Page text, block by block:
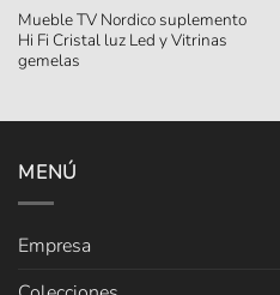
Mueble TV Nordico suplemento
Hi Fi Cristal luz Led y Vitrinas
gemelas
MENÚ
Empresa